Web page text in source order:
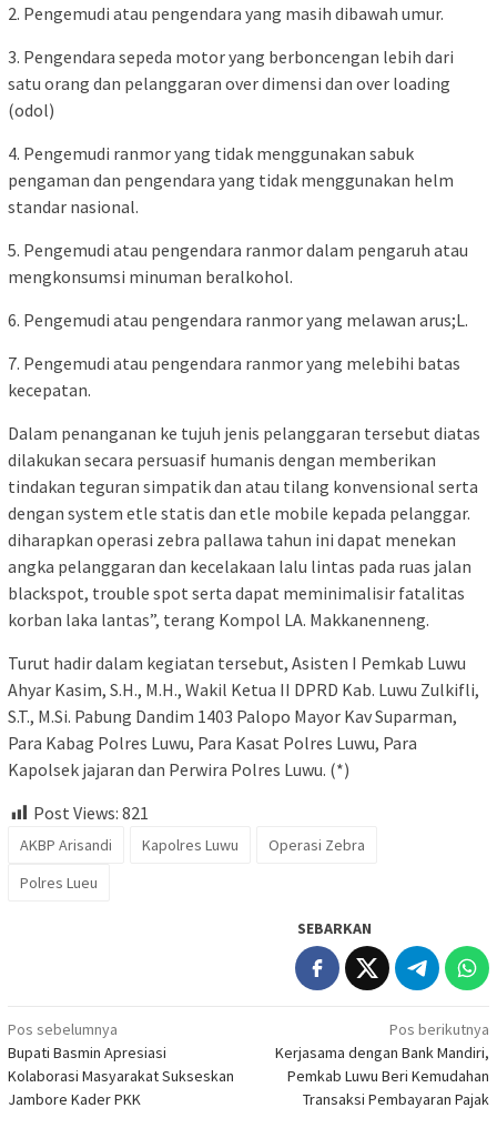
2. Pengemudi atau pengendara yang masih dibawah umur.
3. Pengendara sepeda motor yang berboncengan lebih dari
satu orang dan pelanggaran over dimensi dan over loading
(odol)
4. Pengemudi ranmor yang tidak menggunakan sabuk
pengaman dan pengendara yang tidak menggunakan helm
standar nasional.
5. Pengemudi atau pengendara ranmor dalam pengaruh atau
mengkonsumsi minuman beralkohol.
6. Pengemudi atau pengendara ranmor yang melawan arus;L.
7. Pengemudi atau pengendara ranmor yang melebihi batas
kecepatan.
Dalam penanganan ke tujuh jenis pelanggaran tersebut diatas
dilakukan secara persuasif humanis dengan memberikan
tindakan teguran simpatik dan atau tilang konvensional serta
dengan system etle statis dan etle mobile kepada pelanggar.
diharapkan operasi zebra pallawa tahun ini dapat menekan
angka pelanggaran dan kecelakaan lalu lintas pada ruas jalan
blackspot, trouble spot serta dapat meminimalisir fatalitas
korban laka lantas”, terang Kompol LA. Makkanenneng.
Turut hadir dalam kegiatan tersebut, Asisten I Pemkab Luwu
Ahyar Kasim, S.H., M.H., Wakil Ketua II DPRD Kab. Luwu Zulkifli,
S.T., M.Si. Pabung Dandim 1403 Palopo Mayor Kav Suparman,
Para Kabag Polres Luwu, Para Kasat Polres Luwu, Para
Kapolsek jajaran dan Perwira Polres Luwu. (*)
Post Views: 821
AKBP Arisandi Kapolres Luwu
Operasi Zebra
Polres Lueu
SEBARKAN
Navigasi
pos
Pos sebelumnya
Bupati Basmin Apresiasi
Kolaborasi Masyarakat Sukseskan
Jambore Kader PKK
Pos berikutnya
Kerjasama dengan Bank Mandiri,
Pemkab Luwu Beri Kemudahan
Transaksi Pembayaran Pajak